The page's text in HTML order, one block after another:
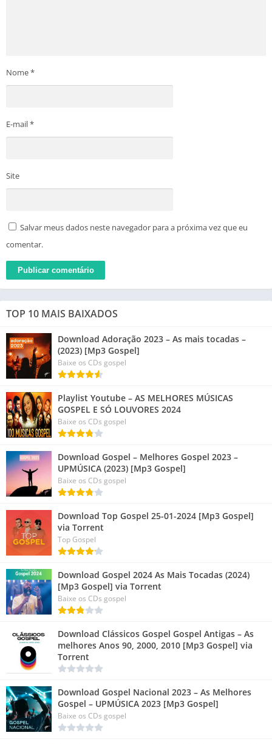
Nome*
E-mail*
Site
Salvar meus dados neste navegador para a próxima vez que eu
comentar.
TOP 10 MAIS BAIXADOS
Download Adoração 2023 – As mais tocadas –
(2023) [Mp3 Gospel]
Baixe os CDs gospel
Playlist Youtube – AS MELHORES MÚSICAS
GOSPEL E SÓ LOUVORES 2024
Baixe os CDs gospel
Download Gospel – Melhores Gospel 2023 –
UPMÚSICA (2023) [Mp3 Gospel]
Baixe os CDs gospel
Download Top Gospel 25-01-2024 [Mp3 Gospel]
via Torrent
Top Gospel
Download Gospel 2024 As Mais Tocadas (2024)
[Mp3 Gospel] via Torrent
Baixe os CDs gospel
Download Clássicos Gospel Gospel Antigas – As
melhores Anos 90, 2000, 2010 [Mp3 Gospel] via
Torrent
Download Gospel Nacional 2023 – As Melhores
Gospel – UPMÚSICA 2023 [Mp3 Gospel]
Baixe os CDs gospel